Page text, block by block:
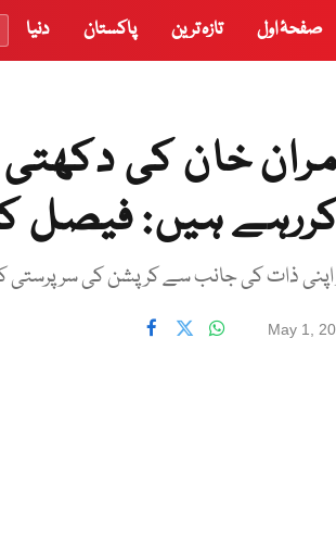
صفحۂ اول تازہ ترین پاکستان دنیا
خان کی
کررہے ہیں: فیصل
ذات کی جانب سے کرپشن کی سرپرستی
May 1,